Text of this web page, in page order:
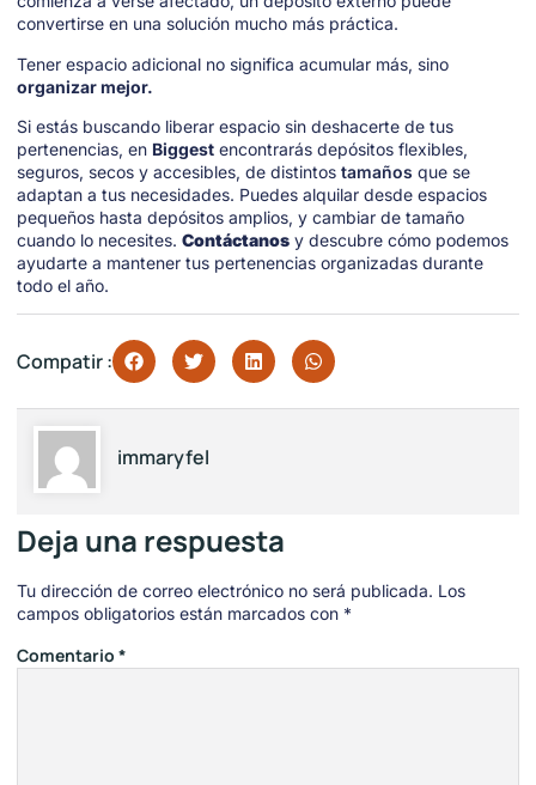
convertirse en una solución mucho más práctica.
Tener espacio adicional no significa acumular más, sino
organizar mejor.
Si estás buscando liberar espacio sin deshacerte de tus
pertenencias, en Biggest encontrarás depósitos flexibles,
seguros, secos y accesibles, de distintos tamaños que se
adaptan a tus necesidades. Puedes alquilar desde espacios
pequeños hasta depósitos amplios, y cambiar de tamaño
cuando lo necesites. Contáctanos y descubre cómo podemos
ayudarte a mantener tus pertenencias organizadas durante
todo el año.
Compatir :
immaryfel
Deja una respuesta
Tu dirección de correo electrónico no será publicada. Los
campos obligatorios están marcados con *
Comentario *